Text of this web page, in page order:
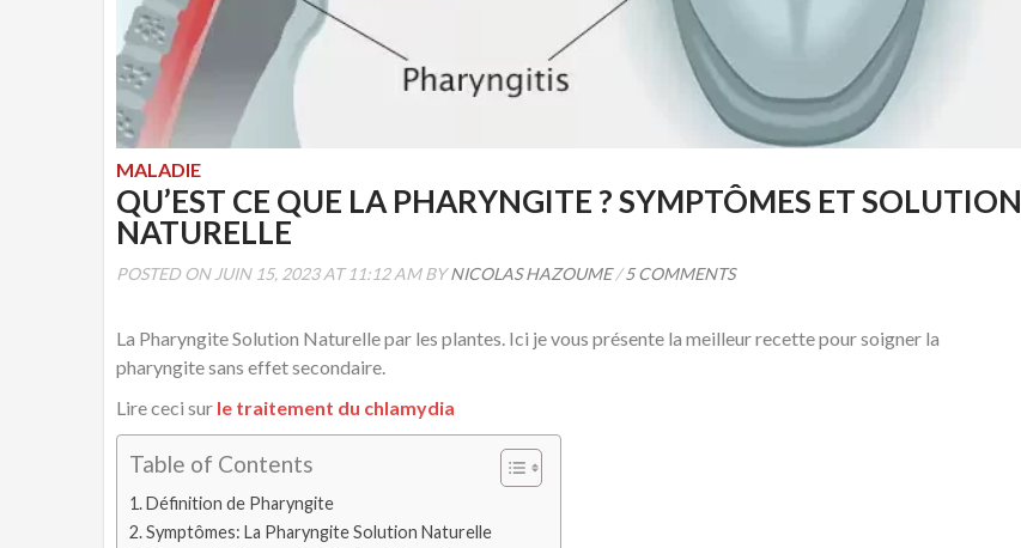
MALADIE
QU’EST CE QUE LA PHARYNGITE ? SYMPTÔMES ET SOLUTION
NATURELLE
POSTED ON JUIN 15, 2023 AT 11:12 AM BYNICOLAS HAZOUME/5 COMMENTS
La Pharyngite Solution Naturelle par les plantes. Ici je vous présente la meilleur recette pour soigner la
pharyngite sans effet secondaire.
Lire ceci sur le traitement du chlamydia
Table of Contents
Définition de Pharyngite
Symptômes: La Pharyngite Solution Naturelle